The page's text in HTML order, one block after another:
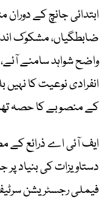
ابتدائی جانچ کے
ضابطگیاں، مشکوک
واضح شواہد سامنے
انفرادی نوعیت کا
کے منصوبے کا حصہ
ایف آئی اے ذرائع کے
دستاویزات کی بنیاد
فیملی رجسٹریشن